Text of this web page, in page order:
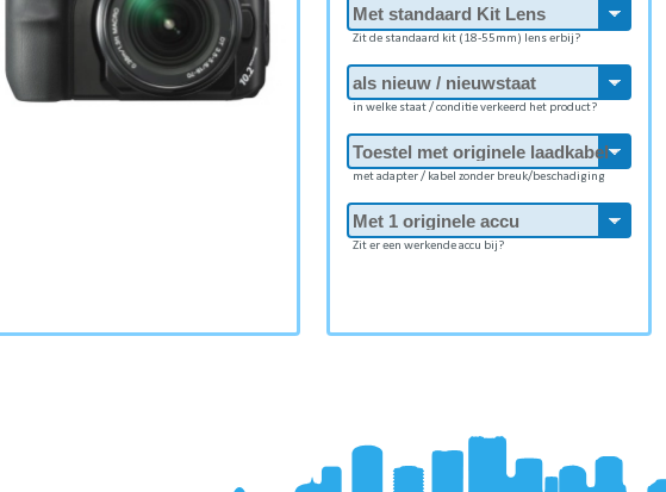
Zit de standaard kit (18-55mm) lens erbij?
in welke staat / conditie verkeerd het product?
met adapter / kabel zonder breuk/beschadiging
Zit er een werkende accu bij?